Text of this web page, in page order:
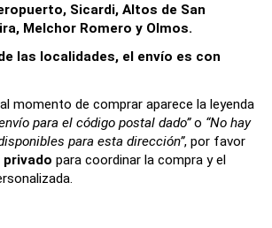
Sicardi, Altos de San
Melchor Romero y Olmos.
las localidades, el envío es con
para el código postal dado” o “No hay
para esta dirección”
para coordinar la compra y el